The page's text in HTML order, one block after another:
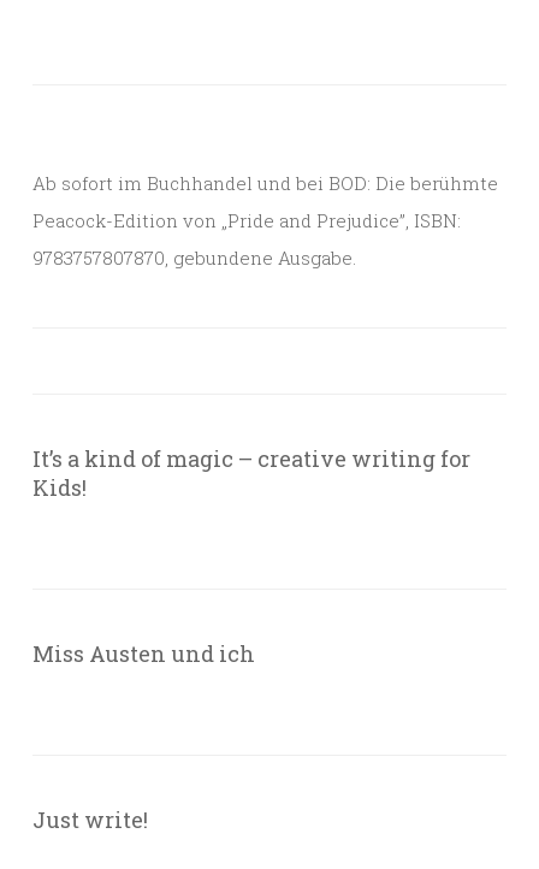
Ab sofort im Buchhandel und bei BOD: Die berühmte
Peacock-Edition von „Pride and Prejudice”, ISBN:
9783757807870, gebundene Ausgabe.
It’s a kind of magic – creative writing for
Kids!
Miss Austen und ich
Just write!